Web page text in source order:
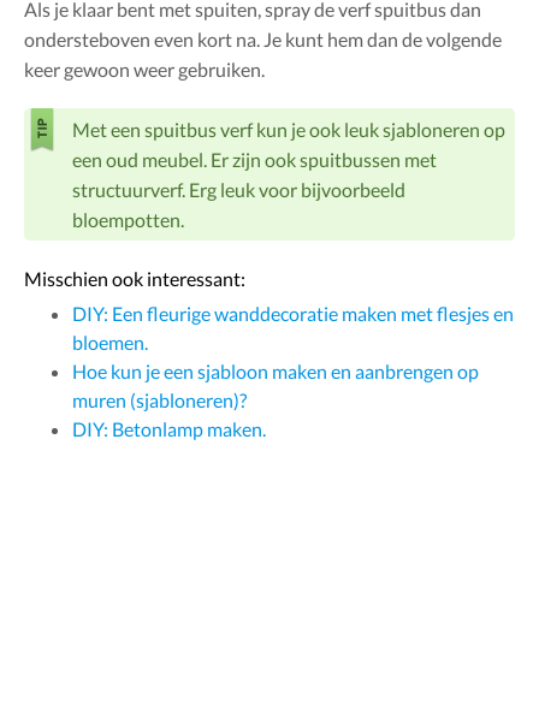
Als je klaar bent met spuiten, spray de verf spuitbus dan
ondersteboven even kort na. Je kunt hem dan de volgende
keer gewoon weer gebruiken.
Met een spuitbus verf kun je ook leuk sjabloneren op
een oud meubel. Er zijn ook spuitbussen met
structuurverf. Erg leuk voor bijvoorbeeld
bloempotten.
Misschien ook interessant:
DIY: Een fleurige wanddecoratie maken met flesjes en
bloemen.
Hoe kun je een sjabloon maken en aanbrengen op
muren (sjabloneren)?
DIY: Betonlamp maken.